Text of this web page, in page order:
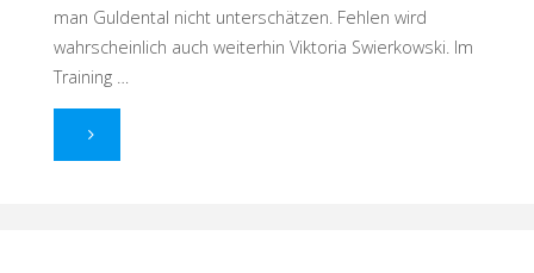
man Guldental nicht unterschätzen. Fehlen wird
wahrscheinlich auch weiterhin Viktoria Swierkowski. Im
Training …
"Der